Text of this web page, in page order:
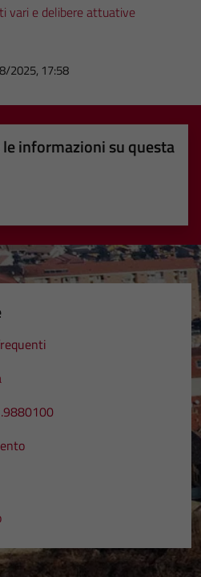
vari e delibere attuative
2025, 17:58
informazioni su questa
su 5
su 5
5